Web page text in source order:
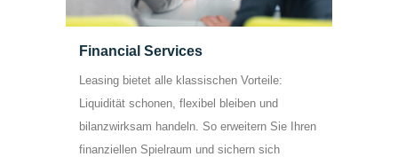
Financial Services
Leasing bietet alle klassischen Vorteile:
Liquidität schonen, flexibel bleiben und
bilanzwirksam handeln. So erweitern Sie Ihren
finanziellen Spielraum und sichern sich